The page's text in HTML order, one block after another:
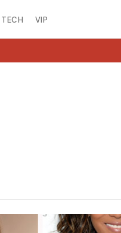
TECH VIP